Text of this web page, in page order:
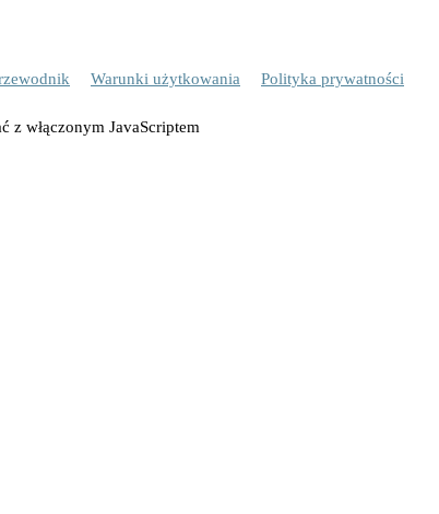
Warunki użytkowania Polityka prywatności
z włączonym JavaScriptem